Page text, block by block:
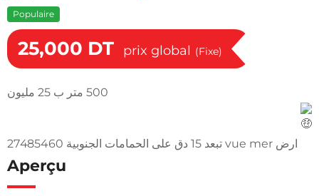
Populaire
25,000 DT prix global (Fixe)
500 متر ب 25 مليون
ارض vue mer تبعد 15 دق على الحمامات الجنوبية 27485460
Aperçu